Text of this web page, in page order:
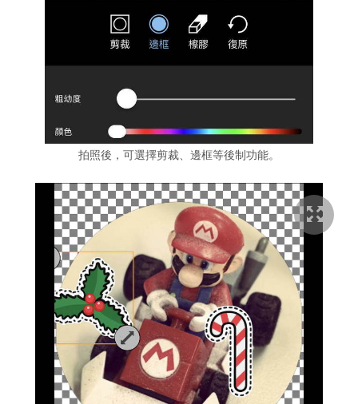
拍照後，可選擇剪裁、邊框等後制功能。